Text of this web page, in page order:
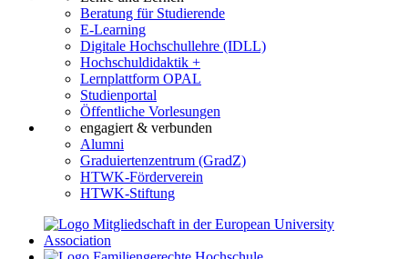
Beratung für Studierende
E-Learning
Digitale Hochschullehre (IDLL)
Hochschuldidaktik +
Lernplattform OPAL
Studienportal
Öffentliche Vorlesungen
engagiert & verbunden
Alumni
Graduiertenzentrum (GradZ)
HTWK-Förderverein
HTWK-Stiftung